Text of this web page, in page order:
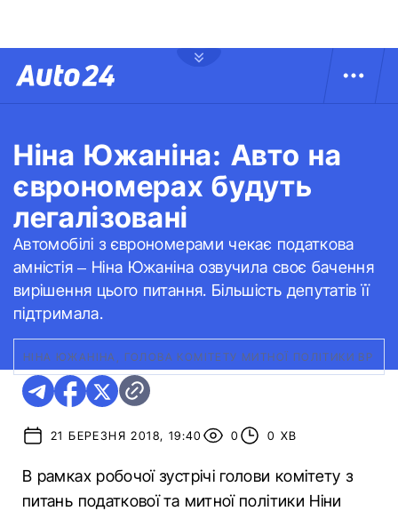
Ніна Южаніна: Авто на
єврономерах будуть
легалізовані
Автомобілі з єврономерами чекає податкова
амністія – Ніна Южаніна озвучила своє бачення
вирішення цього питання. Більшість депутатів її
підтримала.
НІНА ЮЖАНІНА, ГОЛОВА КОМІТЕТУ МИТНОЇ ПОЛІТИКИ ВР
21 БЕРЕЗНЯ 2018, 19:40 0 0 ХВ
В рамках робочої зустрічі голови комітету з
питань податкової та митної політики Ніни